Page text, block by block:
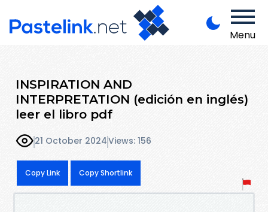
Menu
INSPIRATION AND
INTERPRETATION (edición en inglés)
leer el libro pdf
21 October 2024Views: 156
Copy Link Copy Shortlink